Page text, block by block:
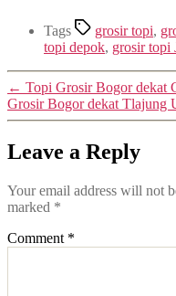
Tags grosir topi,
topi depok, grosir topi
← Topi Grosir Bogor dekat
Grosir Bogor dekat Tlajung
Leave a Reply
Your email address will not
marked *
Comment *